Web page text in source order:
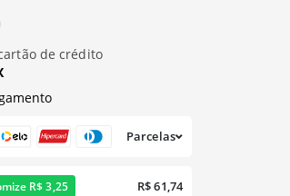
de crédito
Parcelas
R$ 3,25 R$ 61,74